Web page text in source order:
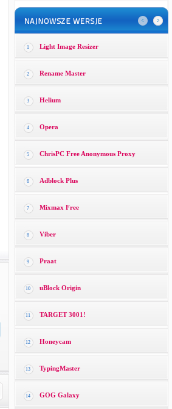
1 Light Image Resizer
2 Rename Master
3 Helium
4 Opera
5 ChrisPC Free Anonymous Proxy
6 Adblock Plus
7 Mixmax Free
8 Viber
9 Praat
10 uBlock Origin
11 TARGET 3001!
12 Honeycam
13 TypingMaster
14 GOG Galaxy